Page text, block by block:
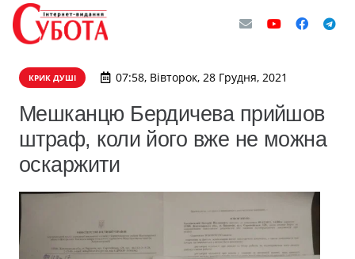
КРИК ДУШІ 07:58, Вівторок, 28 Грудня, 2021
Мешканцю Бердичева прийшов
штраф, коли його вже не можна
оскаржити